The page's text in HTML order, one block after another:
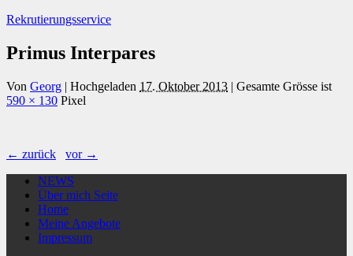
Rekrutierungsservice
Primus Interpares
Von Georg | Hochgeladen 17. Oktober 2013 | Gesamte Grösse ist
590 × 130 Pixel
← zurück
vor →
NEWS
Über mich Seite
Home
Meine Angebote
Impressum